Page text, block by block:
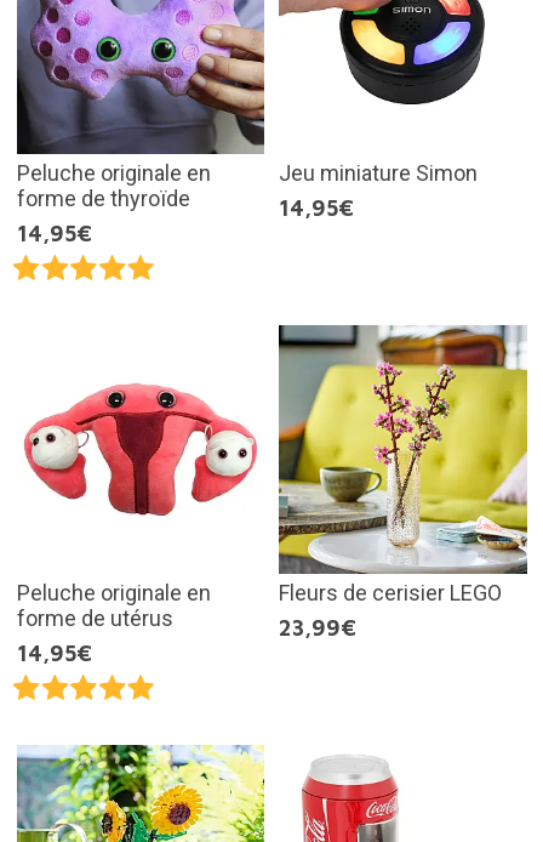
Peluche originale en
forme de thyroïde
14,95€
Jeu miniature Simon
14,95€
Peluche originale en
forme de utérus
14,95€
Fleurs de cerisier LEGO
23,99€